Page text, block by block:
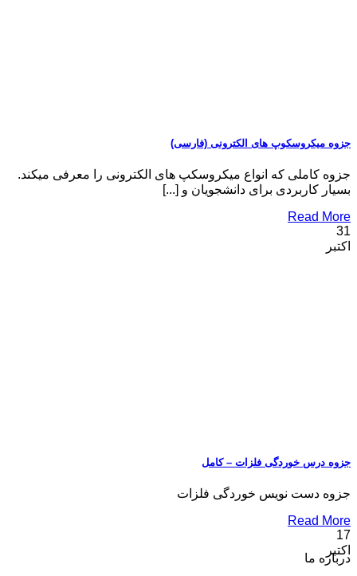
جزوه میکروسکوپ های الکترونی (فارسی)
جزوه کاملی که انواع میکروسکپ های الکترونی را معرفی میکند.
بسیار کاربردی برای دانشجویان و [...]
Read More
31
اکتبر
جزوه درس خوردگی فلزات – کامل
جزوه دست نویس خوردگی فلزات
Read More
17
اکتبر
درباره ما